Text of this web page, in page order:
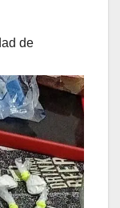
de